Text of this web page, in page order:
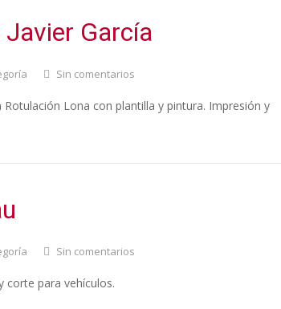
García
Sin comentarios
Rotulación Lona con plantilla y pintura. Impresión y
Sin comentarios
corte para vehículos.